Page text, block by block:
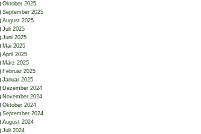
Oktober 2025
September 2025
August 2025
Juli 2025
Juni 2025
Mai 2025
April 2025
März 2025
Februar 2025
Januar 2025
Dezember 2024
November 2024
Oktober 2024
September 2024
August 2024
Juli 2024